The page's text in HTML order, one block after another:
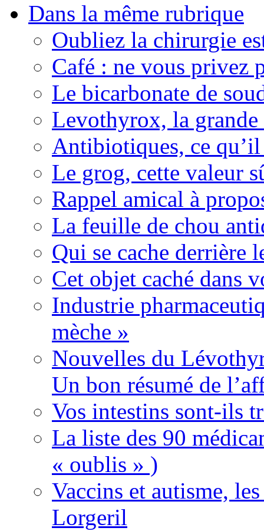
Dans la même rubrique
Oubliez la chirurgie
Café : ne vous privez
Le bicarbonate de
Levothyrox, la
Antibiotiques, ce
Le grog, cette valeur
Rappel amical à
La feuille de chou
Qui se cache derrière
Cet objet caché dans
Industrie
mèche »
Nouvelles du
Un bon résumé de
Vos intestins sont-ils
La liste des 90
« oublis » )
Vaccins et autisme,
Lorgeril